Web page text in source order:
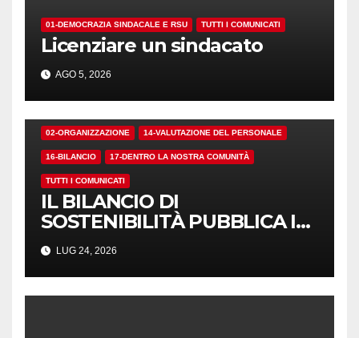
01-DEMOCRAZIA SINDACALE E RSU TUTTI I COMUNICATI
Licenziare un sindacato
AGO 5, 2026
02-ORGANIZZAZIONE 14-VALUTAZIONE DEL PERSONALE
16-BILANCIO 17-DENTRO LA NOSTRA COMUNITÀ
TUTTI I COMUNICATI
IL BILANCIO DI
SOSTENIBILITÀ PUBBLICA I
NUMERI. MA I CRITERI?
LUG 24, 2026